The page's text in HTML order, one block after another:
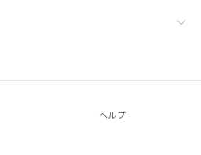
ヘルプ